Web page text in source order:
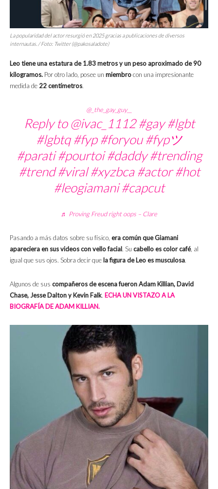
La popularidad del actor resurgió en 2025 gracias a publicaciones de diversos
internautas. / Foto: Twitter (@pakosaladote)
Leo tiene una estatura de 1.83 metros y un peso aproximado de 90
kilogramos. Por otro lado, posee un miembrocon una impresionante
medida de 22 centímetros.
@_the_gay_guy__
Reply to @ivac_1112#gay #lgbt
#lgbtq #fyp #foryou #fypツ
#parati #pourtoi #daddy #trending
#trend #viral #xyzbca #actor #hot
#leogiamani #capcut
♬ Proving Freud right oops – Clare
Pasando a más datos sobre su físico, era común que Giamani
apareciera en sus videos con vello facial. Su cabello es color café, al
igual que sus ojos. Sobra decir que la figura de Leo es musculosa.
Algunos de sus compañeros de escena fueron Adam Killian, David
Chase, Jesse Dalton y Kevin Falk. ECHA UN VISTAZO A LA
BIOGRAFÍA DE ADAM KILLIAN.